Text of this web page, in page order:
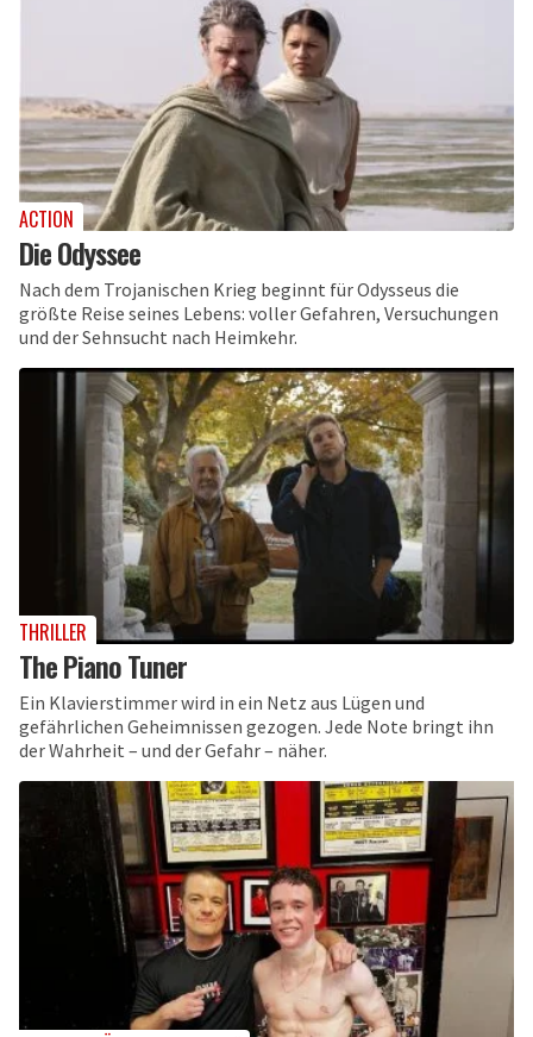
ACTION
Die Odyssee
Nach dem Trojanischen Krieg beginnt für Odysseus die
größte Reise seines Lebens: voller Gefahren, Versuchungen
und der Sehnsucht nach Heimkehr.
THRILLER
The Piano Tuner
Ein Klavierstimmer wird in ein Netz aus Lügen und
gefährlichen Geheimnissen gezogen. Jede Note bringt ihn
der Wahrheit – und der Gefahr – näher.